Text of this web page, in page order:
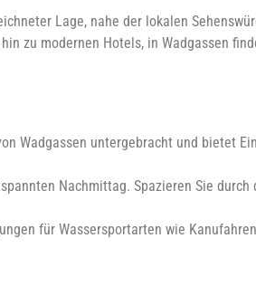
Lage, nahe der lokalen
zu modernen Hotels, in Wadgassen
Wadgassen untergebracht und bietet
Nachmittag. Spazieren Sie
für Wassersportarten wie